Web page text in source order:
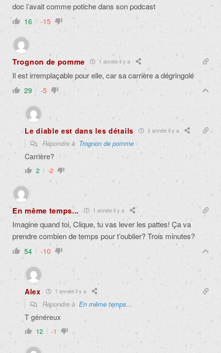
doc l’avait comme potiche dans son podcast
16 -15
Trognon de pomme 1 année il y a
Il est irremplaçable pour elle, car sa carrière a dégringolé
29 -5
Le diable est dans les détails 1 année il y a
Répondre à Trognon de pomme
Carrière?
2 -2
En même temps... 1 année il y a
Imagine quand toi, Clique, tu vas lever les pattes! Ça va
prendre combien de temps pour t’oublier? Trois minutes?
54 -10
Alex 1 année il y a
Répondre à En même temps...
T généreux
12 -1